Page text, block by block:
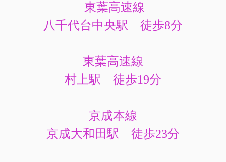
東葉高速線
八千代台中央駅 徒歩8分
東葉高速線
村上駅 徒歩19分
京成本線
京成大和田駅 徒歩23分